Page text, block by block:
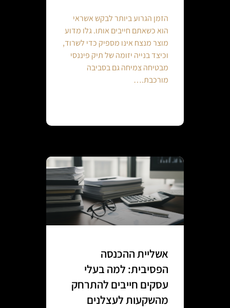
הזמן הגרוע ביותר לבקש אשראי
הוא כשאתם חייבים אותו. גלו מדוע
מוצר מנצח אינו מספיק כדי לשרוד,
וכיצד בנייה יזומה של תיק פיננסי
מבטיחה צמיחה גם בסביבה
מורכבת.…
אשליית ההכנסה
הפסיבית: למה בעלי
עסקים חייבים להתרחק
מהשקעות לעצלנים